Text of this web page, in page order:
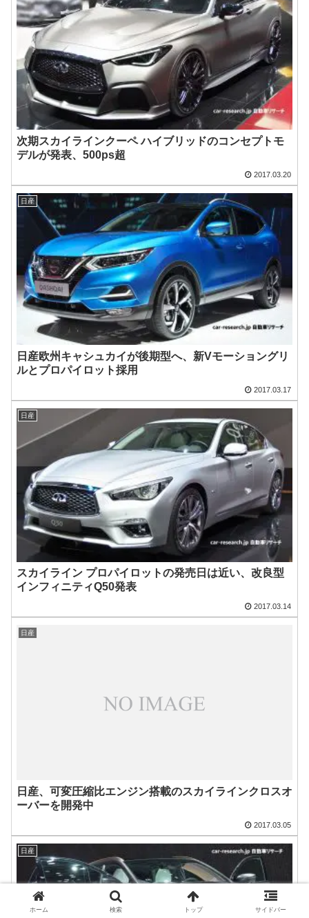
次期スカイラインクーペ ハイブリッドのコンセプトモ
デルが発表、500ps超
2017.03.20
日産
日産欧州キャシュカイが後期型へ、新Vモーショングリ
ルとプロパイロット採用
2017.03.17
日産
スカイライン プロパイロットの発売日は近い、改良型
インフィニティQ50発表
2017.03.14
日産
日産、可変圧縮比エンジン搭載のスカイラインクロスオ
ーバーを開発中
2017.03.05
日産
ホーム 検索 トップ サイドバー